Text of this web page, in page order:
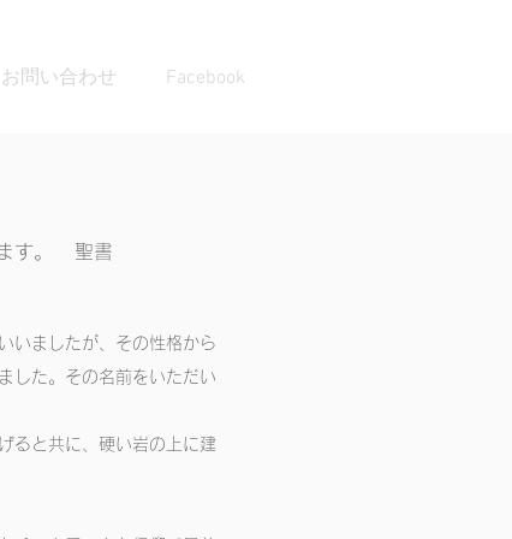
お問い合わせ Facebook
ます。 聖書
いましたが、その性格から
した。その名前をいただい
ると共に、硬い岩の上に建